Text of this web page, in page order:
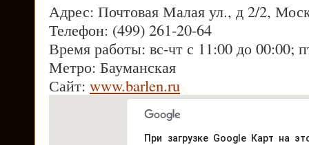
Адрес: Почтовая Малая ул., д 2/2,
Телефон: (499) 261-20-64
Время работы: вс-чт с 11:00 до 00:00;
Метро: Бауманская
Сайт: www.barlen.ru
При загрузке Google Карт на